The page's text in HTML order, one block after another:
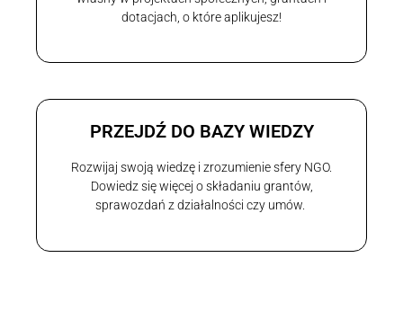
dotacjach, o które aplikujesz!
PRZEJDŹ DO BAZY WIEDZY
Rozwijaj swoją wiedzę i zrozumienie sfery NGO.
Dowiedz się więcej o składaniu grantów,
sprawozdań z działalności czy umów.